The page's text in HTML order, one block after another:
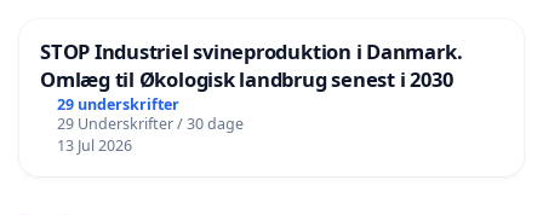
STOP Industriel svineproduktion i Danmark.
Omlæg til Økologisk landbrug senest i 2030
29 underskrifter
29 Underskrifter / 30 dage
13 Jul 2026